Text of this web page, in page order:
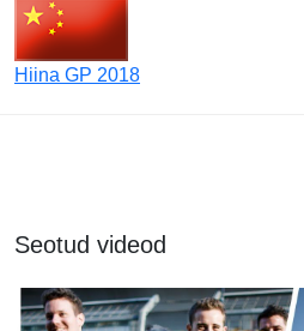
Hiina GP 2018
Seotud videod